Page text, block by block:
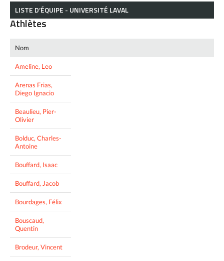
LISTE D’ÉQUIPE - UNIVERSITÉ LAVAL
Athlètes
Nom
Ameline, Leo
Arenas Frias,
Diego Ignacio
Beaulieu, Pier-
Olivier
Bolduc, Charles-
Antoine
Bouffard, Isaac
Bouffard, Jacob
Bourdages, Félix
Bouscaud,
Quentin
Brodeur, Vincent